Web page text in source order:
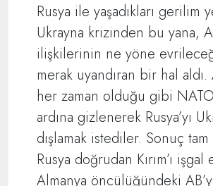
Rusya ile yaşadıkları gerilim
Ukrayna krizinden bu yana,
ilişkilerinin ne yöne
merak uyandıran bir hal aldı.
her zaman olduğu gibi
ardına gizlenerek Rusya’yı
dışlamak istediler. Sonuç
Rusya doğrudan Kırım’ı
Almanya öncülüğündeki